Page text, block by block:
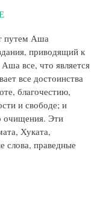
путем Аша
приводящий к
все, что является
все достоинства
благочестию,
и свободе; и
очищения. Эти
Хуката,
слова, праведные